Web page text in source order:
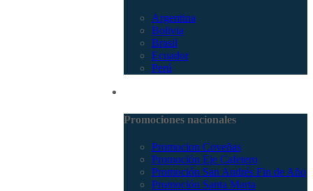
Argentina
Bolivia
Brasil
Ecuador
Perú
Promociones nacionales
Promocion Coveñas
Promoción Eje Cafetero
Promoción San Andrés Fin de Año
Promoción Santa Marta